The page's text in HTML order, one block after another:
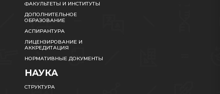
ФАКУЛЬТЕТЫ И ИНСТИТУТЫ
ДОПОЛНИТЕЛЬНОЕ
ОБРАЗОВАНИЕ
АСПИРАНТУРА
ЛИЦЕНЗИРОВАНИЕ И
АККРЕДИТАЦИЯ
НОРМАТИВНЫЕ ДОКУМЕНТЫ
НАУКА
СТРУКТУРА